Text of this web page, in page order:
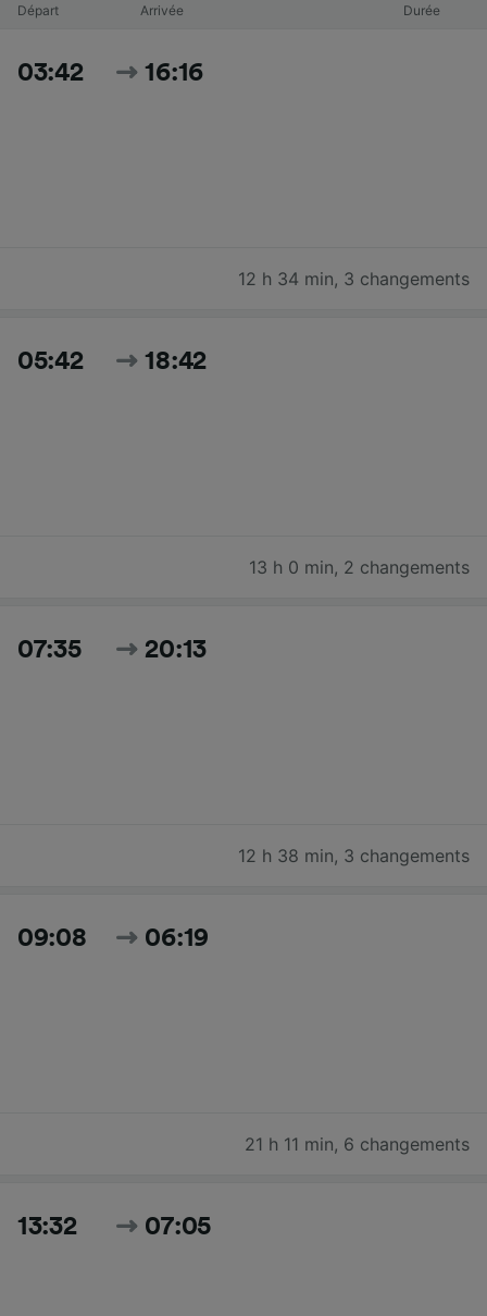
Départ Arrivée Durée
03:42 16:16
12 h 34 min, 3 changements
05:42 18:42
13 h 0 min, 2 changements
07:35 20:13
12 h 38 min, 3 changements
09:08 06:19
21 h 11 min, 6 changements
13:32 07:05